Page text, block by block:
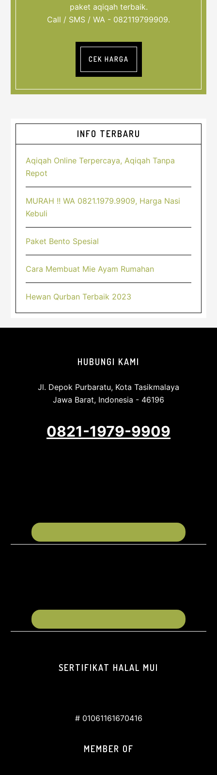
paket aqiqah terbaik.
Call / SMS / WA - 082119799909.
CEK HARGA
Sidebar
Utama
INFO TERBARU
Aqiqah Online Terpercaya, Aqiqah Tanpa
Repot
MURAH !! WA 0821.1979.9909, Harga Nasi
Kebuli
Paket Bento Spesial
Cara Membuat Mie Ayam Rumahan
Hewan Qurban Terbaik 2023
HUBUNGI KAMI
Jl. Depok Purbaratu, Kota Tasikmalaya
Jawa Barat, Indonesia - 46196
0821-1979-9909
SERTIFIKAT HALAL MUI
# 01061161670416
MEMBER OF